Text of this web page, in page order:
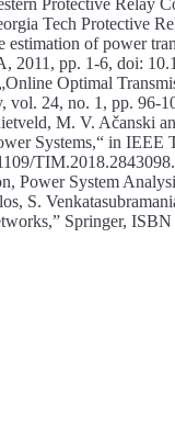
Protective Relay
Tech Protective
of power
2011, pp. 1-6, doi:
Optimal
vol. 24, no. 1, pp. 96-
M. V. Ačanski
Systems,“ in IEEE
TIM.2018.2843098.
Power System
S.
Springer,